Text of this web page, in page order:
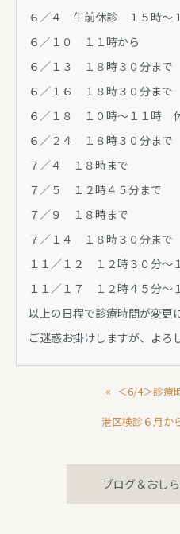
６／４ 午前休診 １５時～
６／１０ １１時から
６／１３ １８時３０分まで
６／１６ １８時３０分まで
６／１８ １０時～１１時
６／２４ １８時３０分まで
７／４ １８時まで
７／５ １２時４５分まで
７／９ １８時まで
７／１４ １８時３０分まで
１１／１２ １２時３０分～
１１／１７ １２時４５分～
以上の日程で診療時間が変更
ご迷惑お掛けしますが、よろ
« ＜6/4＞診療
港区検診６月か
ブログ＆おし